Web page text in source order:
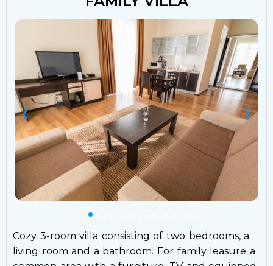
Cozy 3-room villa consisting of two bedrooms, a
living room and a bathroom. For family leasure a